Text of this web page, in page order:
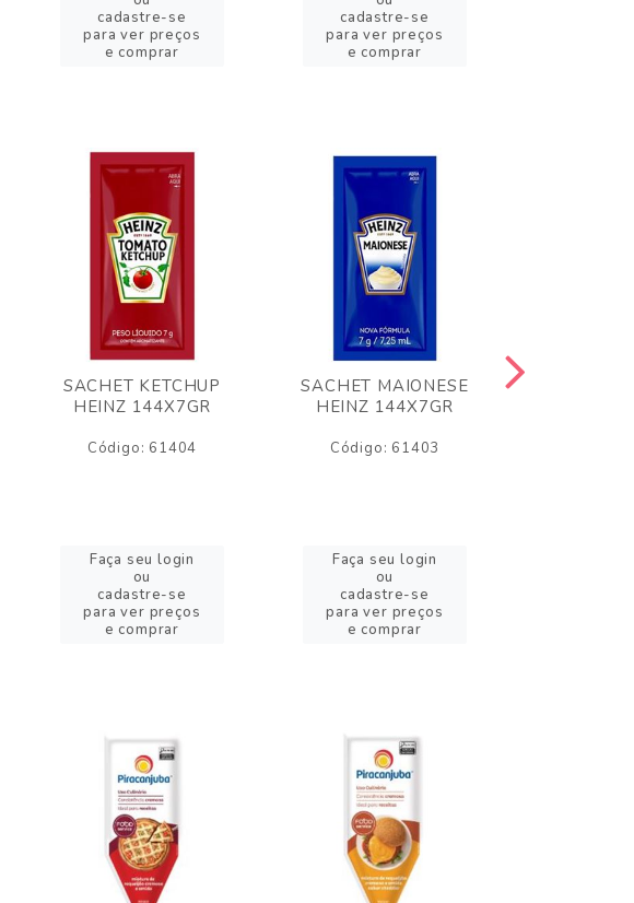
cadastre-se
para ver preços
e comprar
cadastre-se
para ver preços
e comprar
SACHET KETCHUP
HEINZ 144X7GR
Código: 61404
Faça seu login
ou
cadastre-se
para ver preços
e comprar
SACHET MAIONESE
HEINZ 144X7GR
Código: 61403
Faça seu login
ou
cadastre-se
para ver preços
e comprar